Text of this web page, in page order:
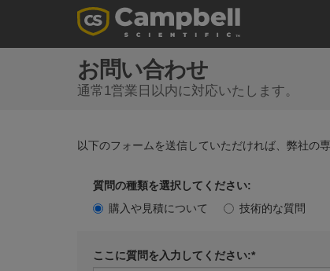
お問い合わせ
通常1営業日以内に対応いたします。
以下のフォームを送信していただければ、弊社の
質問の種類を選択してください:
購入や見積について
技術的な質問
ここに質問を入力してください:*